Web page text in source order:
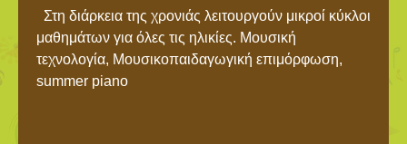
Στη διάρκεια της χρονιάς λειτουργούν μικροί κύκλοι
μαθημάτων για όλες τις ηλικίες. Μουσική
τεχνολογία, Μουσικοπαιδαγωγική επιμόρφωση,
summer piano